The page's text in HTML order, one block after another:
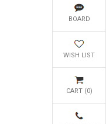
BOARD
WISH LIST
CART (0)